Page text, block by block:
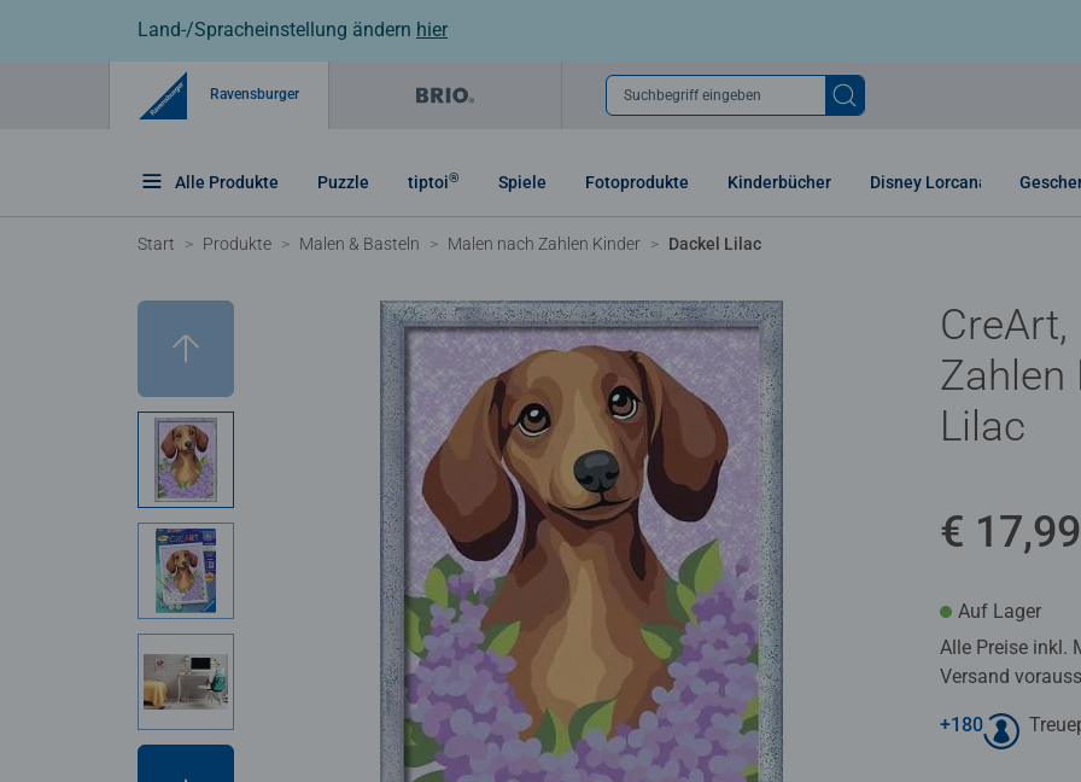
Land-/Spracheinstellung ändern hier
Ravensburger Suchbegriff eingeben
Alle Produkte Puzzle tiptoi® Spiele Fotoprodukte Kinderbücher Disney Lorcana
Start Produkte Malen & Basteln Malen nach Zahlen Kinder Dackel Lilac
Zahlen
Lilac
€ 17,99
Auf Lager
Alle Preise inkl.
Versand
+180